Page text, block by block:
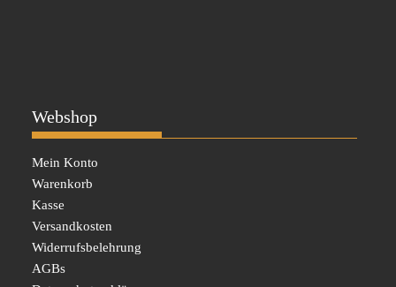
Webshop
Mein Konto
Warenkorb
Kasse
Versandkosten
Widerrufsbelehrung
AGBs